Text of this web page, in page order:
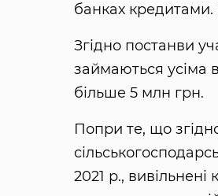
банках кредитами.
Згідно постанви
займаються усіма
більше 5 млн грн.
Попри те, що
2021 р.,